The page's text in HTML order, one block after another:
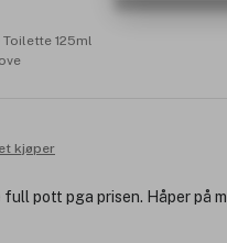
Toilette 125ml
kjøper
pott pga prisen. Håper på